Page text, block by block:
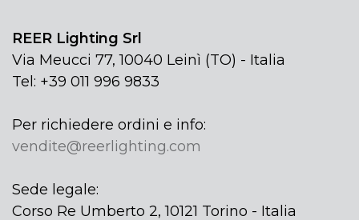
REER Lighting Srl
Via Meucci 77, 10040 Leinì (TO) - Italia
Tel: +39 011 996 9833
Per richiedere ordini e info:
vendite@reerlighting.com
Sede legale:
Corso Re Umberto 2, 10121 Torino - Italia